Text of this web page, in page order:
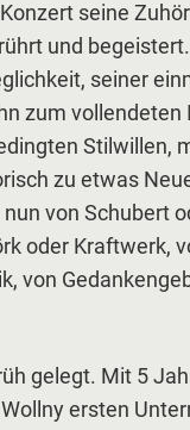
seine
und
seiner
zum
Stilwillen,
zu etwas
von Schubert
oder Kraftwerk,
von
gelegt. Mit 5
ersten